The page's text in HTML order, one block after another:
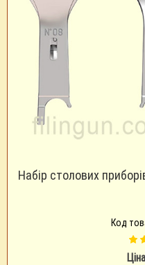
Набір столових
Код